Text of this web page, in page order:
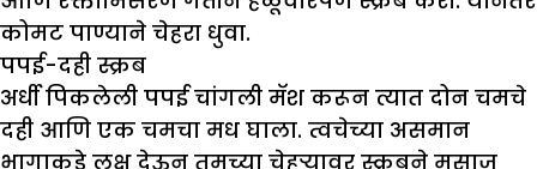
कोमट पाण्याने चेहरा धुवा.
पपई-दही स्क्रब
अर्धी पिकलेली पपई चांगली मॅश करून त्यात दोन चमचे
दही आणि एक चमचा मध घाला. त्वचेच्या असमान
भागाकडे लक्ष देऊन तुमच्या चेहऱ्यावर स्क्रबने मसाज